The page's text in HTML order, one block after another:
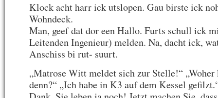
Klock acht harr ick utslopen. Gau birste ick
Wohndeck.
Man, geef dat dor een Hallo. Furts schull ick
Leitenden Ingenieur) melden. Na, dacht ick,
Anschiss bi rut- suurt.
„Matrose Witt meldet sich zur Stelle!“ „Woher
denn?“ „Ich habe in K3 auf dem Kessel